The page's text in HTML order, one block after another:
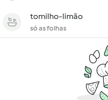
tomilho-limão
só as folhas